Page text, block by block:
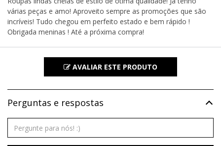
várias peças e amo! Aproveito sempre as promoções que são
incríveis! Tudo chegou em perfeito estado e bem rápido !
Obrigada meninas ! Até a próxima compra!
AVALIAR ESTE PRODUTO
Perguntas e respostas